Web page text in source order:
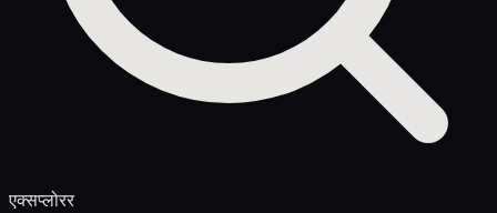
एक्सप्लोरर